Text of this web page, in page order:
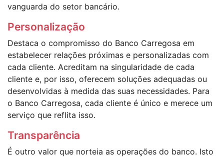
vanguarda do setor bancário.
Personalização
Destaca o compromisso do Banco Carregosa em
estabelecer relações próximas e personalizadas com
cada cliente. Acreditam na singularidade de cada
cliente e, por isso, oferecem soluções adequadas ou
desenvolvidas à medida das suas necessidades. Para
o Banco Carregosa, cada cliente é único e merece um
serviço que reflita isso.
Transparência
É outro valor que norteia as operações do banco. Isto